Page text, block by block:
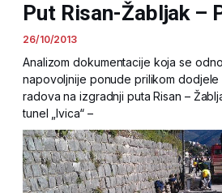
Put Risan-Žabljak –
26/10/2013
Analizom dokumentacije koja se
napovoljnije ponude prilikom
radova na izgradnji puta Risan –
tunel „Ivica“ –